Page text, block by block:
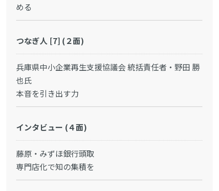
める
つなぎ人 [7] (２面)
兵庫県中小企業再生支援協議会 統括責任者・野田 勝
也氏
本音を引き出す力
インタビュー (４面)
藤原・みずほ銀行頭取
専門店化で知の集積を